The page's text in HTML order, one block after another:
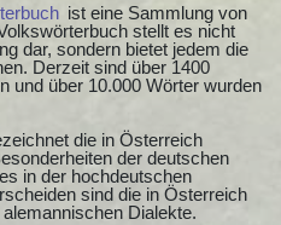
ist eine Sammlung von
stellt es nicht
dar, sondern bietet jedem die
Derzeit sind über 1400
und über 10.000 Wörter wurden
die in Österreich
der deutschen
in der hochdeutschen
sind die in Österreich
Dialekte.